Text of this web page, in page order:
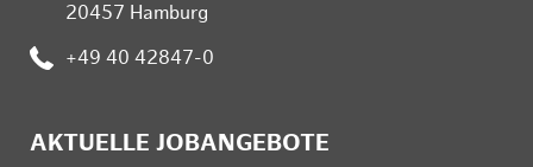
20457 Hamburg
Telefon:
+49 40 42847-0
AKTUELLE JOBANGEBOTE